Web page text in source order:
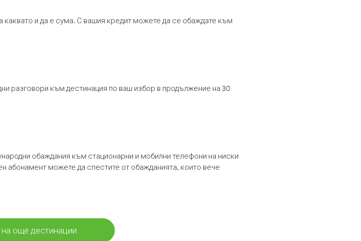
каквато и да е сума. С вашия кредит можете да се обаждате към
разговори към дестинация по ваш избор в продължение на 30
обаждания към стационарни и мобилни телефони на ниски
абонамент можете да спестите от обажданията, които вече
още дестинации